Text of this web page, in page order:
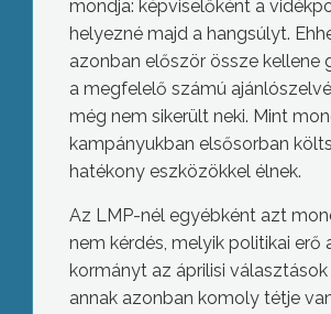
mondja: képviselőként a
helyezné majd a hangsúlyt.
azonban először össze kellene
a megfelelő számú
még nem sikerült neki. Mint
kampányukban elsősorban
hatékony eszközökkel élnek.
Az LMP-nél egyébként azt
nem kérdés, melyik politikai erő
kormányt az áprilisi választások
annak azonban komoly tétje